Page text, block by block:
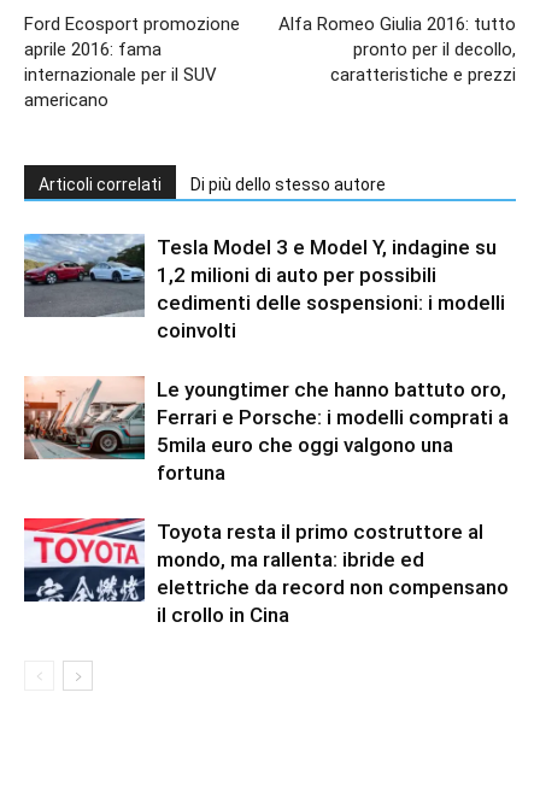
Ford Ecosport promozione
aprile 2016: fama
internazionale per il SUV
americano
Alfa Romeo Giulia 2016: tutto
pronto per il decollo,
caratteristiche e prezzi
Articoli correlati Di più dello stesso autore
Tesla Model 3 e Model Y, indagine su
1,2 milioni di auto per possibili
cedimenti delle sospensioni: i modelli
coinvolti
Le youngtimer che hanno battuto oro,
Ferrari e Porsche: i modelli comprati a
5mila euro che oggi valgono una
fortuna
Toyota resta il primo costruttore al
mondo, ma rallenta: ibride ed
elettriche da record non compensano
il crollo in Cina